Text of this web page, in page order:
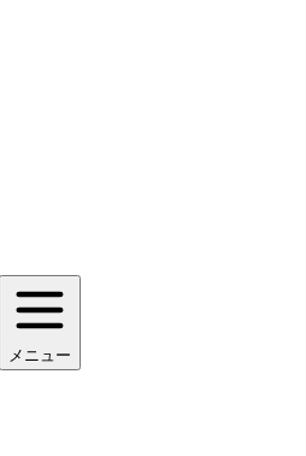
メニュー